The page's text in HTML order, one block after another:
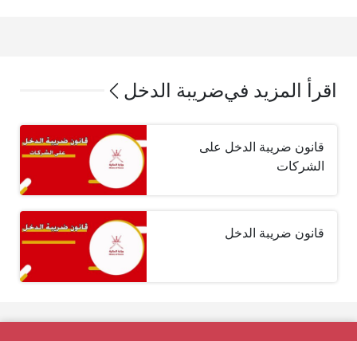
اقرأ المزيد فيضريبة الدخل
قانون ضريبة الدخل على
الشركات
قانون ضريبة الدخل